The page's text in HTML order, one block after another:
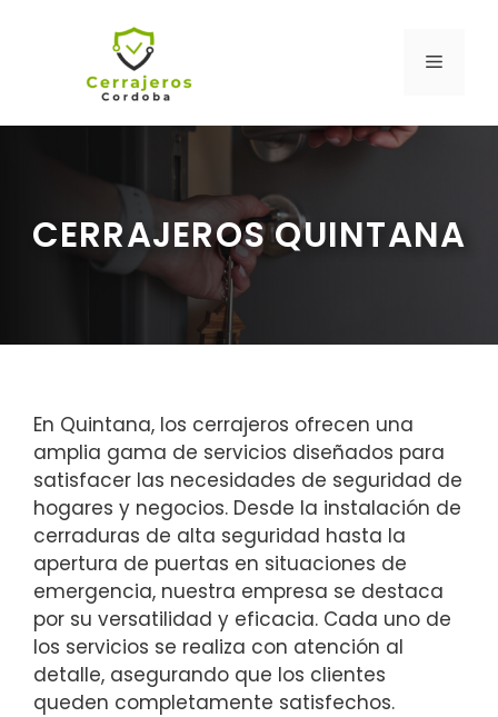
MENÚ
CERRAJEROS QUINTANA
En Quintana, los cerrajeros ofrecen una
amplia gama de servicios diseñados para
satisfacer las necesidades de seguridad de
hogares y negocios. Desde la instalación de
cerraduras de alta seguridad hasta la
apertura de puertas en situaciones de
emergencia, nuestra empresa se destaca
por su versatilidad y eficacia. Cada uno de
los servicios se realiza con atención al
detalle, asegurando que los clientes
queden completamente satisfechos.